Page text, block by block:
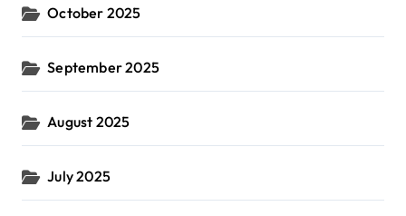
October 2025
September 2025
August 2025
July 2025